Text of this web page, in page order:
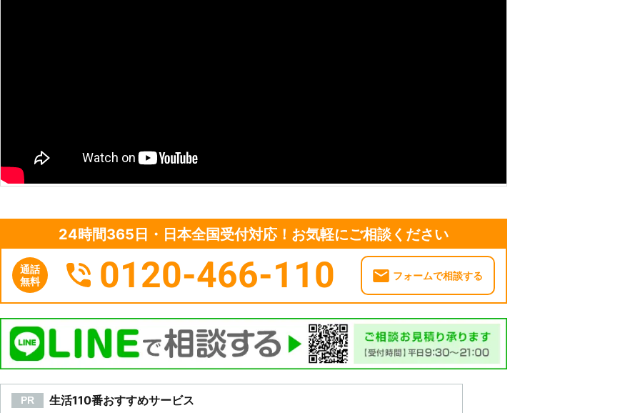
24時間365日・日本全国受付対応！お気軽にご相談ください
通話
無料
0120-466-110 フォームで相談する
PR 生活110番おすすめサービス